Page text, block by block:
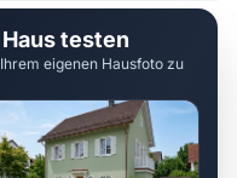
testen
eigenen Hausfoto zu